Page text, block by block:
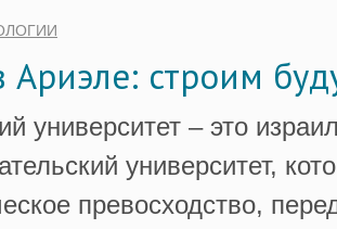
Ариэле: строим
университет – это
университет,
превосходство,